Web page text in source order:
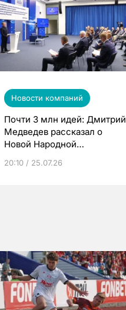
Новости компаний
Почти 3 млн идей: Дмитрий
Медведев рассказал о
Новой Народной
20:10 / 25.07.26